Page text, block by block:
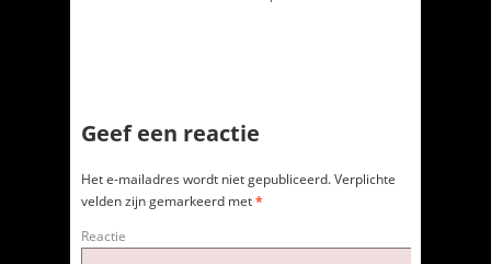
Geef een reactie
Het e-mailadres wordt niet gepubliceerd. Verplichte
velden zijn gemarkeerd met*
Reactie